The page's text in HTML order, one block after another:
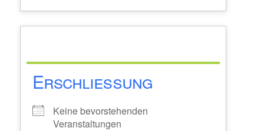
Erschließung
Keine bevorstehenden
Veranstaltungen